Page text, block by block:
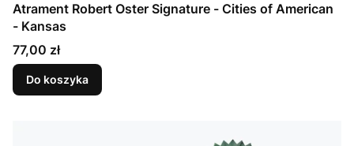
Atrament Robert Oster Signature - Cities of American
- Kansas
Cena
77,00 zł
Do koszyka